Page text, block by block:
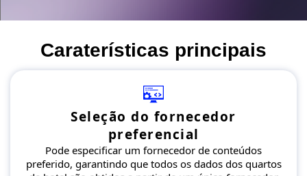
Caraterísticas principais
Seleção do fornecedor
preferencial
Pode especificar um fornecedor de conteúdos
preferido, garantindo que todos os dados dos quartos